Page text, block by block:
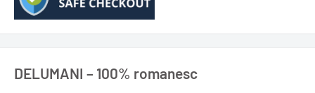
DELUMANI – 100% romanesc